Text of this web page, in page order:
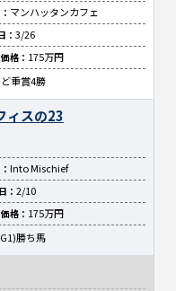
マンハッタンカフェ
： 3/26
格： 175万円
重賞4勝
ィスの23
Into Mischief
： 2/10
格： 175万円
勝ち馬